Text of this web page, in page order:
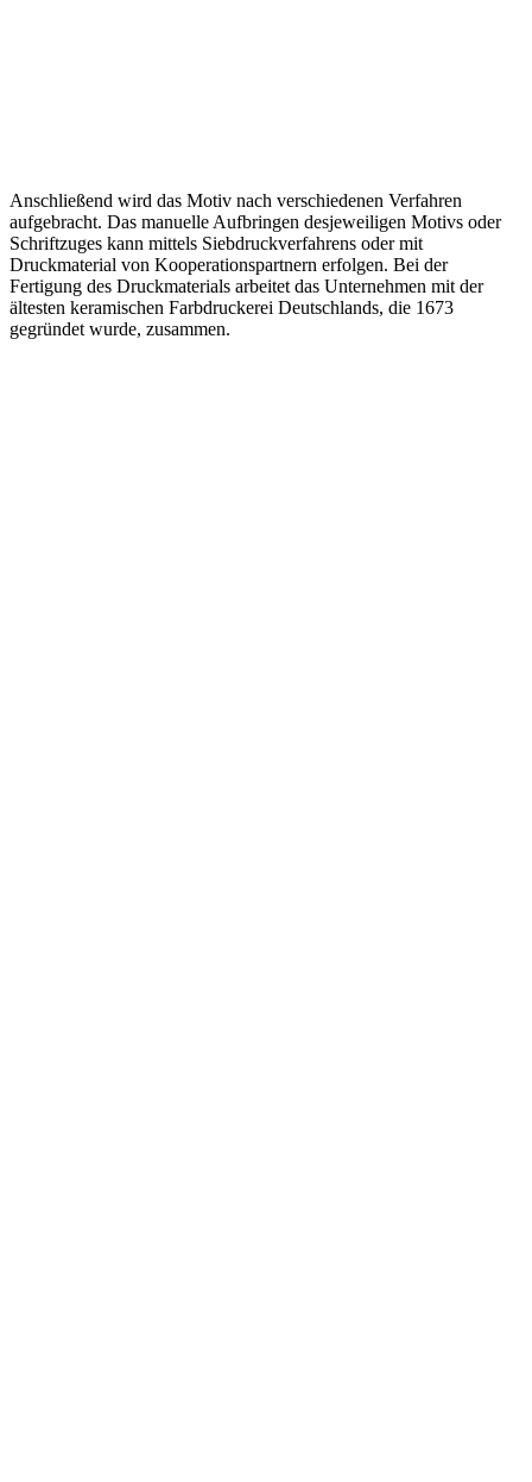
Anschließend wird das Motiv nach verschiedenen Verfahren
aufgebracht. Das manuelle Aufbringen desjeweiligen Motivs oder
Schriftzuges kann mittels Siebdruckverfahrens oder mit
Druckmaterial von Kooperationspartnern erfolgen. Bei der
Fertigung des Druckmaterials arbeitet das Unternehmen mit der
ältesten keramischen Farbdruckerei Deutschlands, die 1673
gegründet wurde, zusammen.